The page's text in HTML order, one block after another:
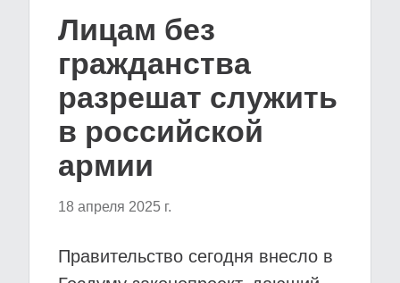
Лицам без
гражданства
разрешат служить
в российской
армии
18 апреля 2025 г.
Правительство сегодня внесло в